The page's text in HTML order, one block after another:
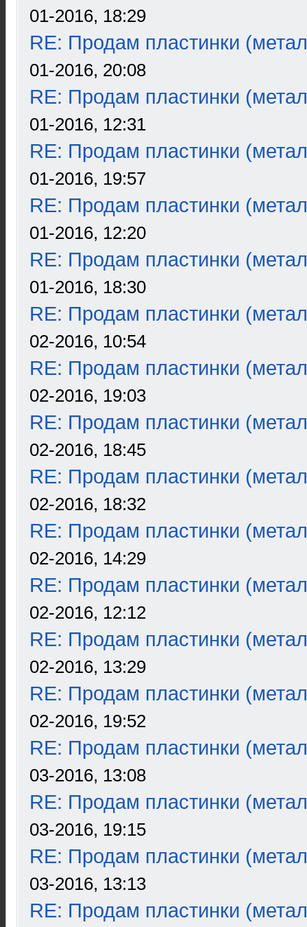
01-2016, 18:29
RE: Продам пластинки
01-2016, 20:08
RE: Продам пластинки
01-2016, 12:31
RE: Продам пластинки
01-2016, 19:57
RE: Продам пластинки
01-2016, 12:20
RE: Продам пластинки
01-2016, 18:30
RE: Продам пластинки
02-2016, 10:54
RE: Продам пластинки
02-2016, 19:03
RE: Продам пластинки
02-2016, 18:45
RE: Продам пластинки
02-2016, 18:32
RE: Продам пластинки
02-2016, 14:29
RE: Продам пластинки
02-2016, 12:12
RE: Продам пластинки
02-2016, 13:29
RE: Продам пластинки
02-2016, 19:52
RE: Продам пластинки
03-2016, 13:08
RE: Продам пластинки
03-2016, 19:15
RE: Продам пластинки
03-2016, 13:13
RE: Продам пластинки